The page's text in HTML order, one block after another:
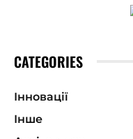
CATEGORIES
Інновації
Інше